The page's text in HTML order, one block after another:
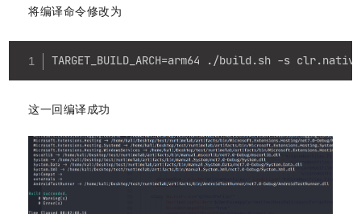
将编译命令修改为
TARGET_BUILD_ARCH=arm64 ./build.sh -s
这一回编译成功